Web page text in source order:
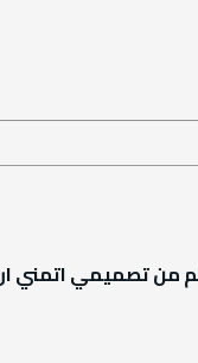
من تصميمي اتمني